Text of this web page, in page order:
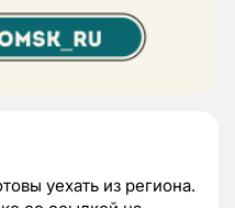
уехать из региона.